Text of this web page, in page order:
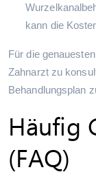
kann die
Für die
Zahnarzt zu
Behandlungsplan
Häufig
(FAQ)